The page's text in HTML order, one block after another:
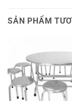
SẢN PHẨM